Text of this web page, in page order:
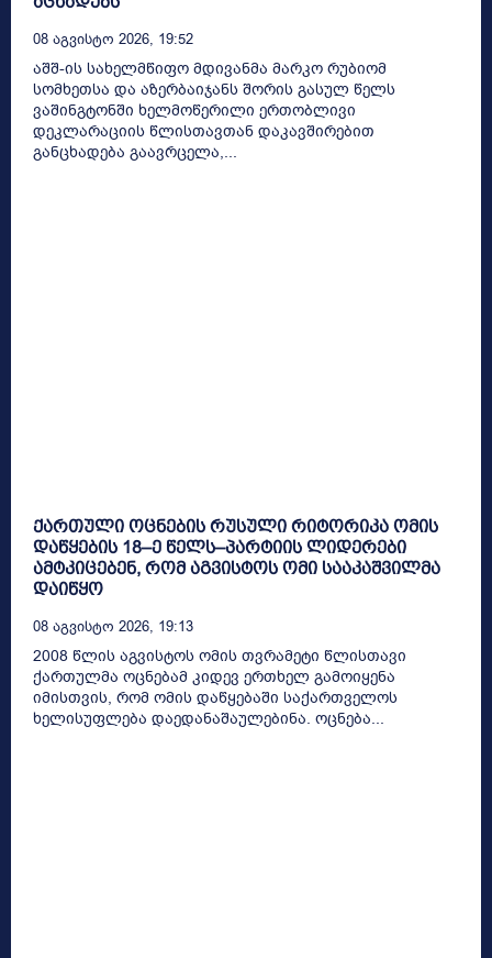
08 Აგვისტო 2026, 19:52
აშშ-ის სახელმწიფო მდივანმა მარკო რუბიომ
სომხეთსა და აზერბაიჯანს შორის გასულ წელს
ვაშინგტონში ხელმოწერილი ერთობლივი
დეკლარაციის წლისთავთან დაკავშირებით
განცხადება გაავრცელა,...
ქართული ოცნების რუსული რიტორიკა ომის
დაწყების 18–ე წელს–პარტიის ლიდერები
ამტკიცებენ, რომ აგვისტოს ომი სააკაშვილმა
დაიწყო
08 Აგვისტო 2026, 19:13
2008 წლის აგვისტოს ომის თვრამეტი წლისთავი
ქართულმა ოცნებამ კიდევ ერთხელ გამოიყენა
იმისთვის, რომ ომის დაწყებაში საქართველოს
ხელისუფლება დაედანაშაულებინა. ოცნება...